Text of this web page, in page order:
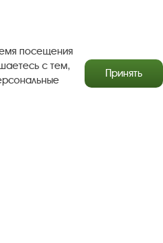
деятельность
посещения
с тем,
Принять